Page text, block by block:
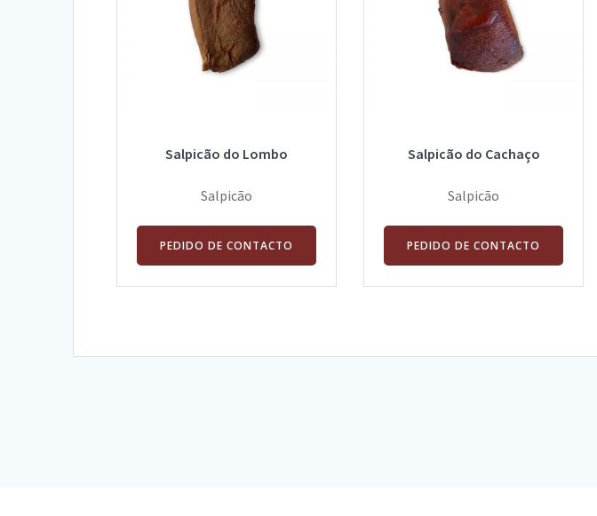
Salpicão do Lombo
Salpicão
PEDIDO DE CONTACTO
Salpicão do Cachaço
Salpicão
PEDIDO DE CONTACTO